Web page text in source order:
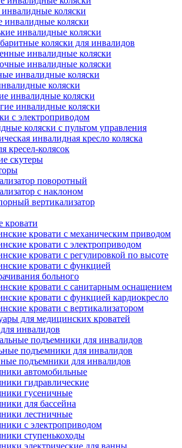
коляски
коляски
инвалидные коляски
коляски для инвалидов
инвалидные коляски
инвалидные коляски
инвалидные коляски
коляски
инвалидные коляски
инвалидные коляски
с электроприводом
коляски с пультом управления
инвалидная кресло коляска
кресел-колясок
скутеры
поворотный
с наклоном
вертикализатор
кровати
кровати с механическим приводом
кровати с электроприводом
кровати с регулировкой по высоте
кровати с функцией
больного
кровати с санитарным оснащением
кровати с функцией кардиокресло
кровати с вертикализатором
для медицинских кроватей
инвалидов
подъемники для инвалидов
подъемники для инвалидов
подъемники для инвалидов
автомобильные
гидравлические
гусеничные
для бассейна
лестничные
с электроприводом
ступенькоходы
электрические для ванны